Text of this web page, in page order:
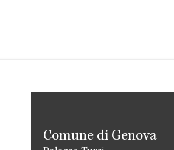
Comune di Genova